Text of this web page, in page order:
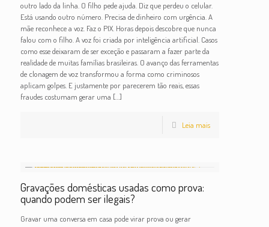
outro lado da linha. O filho pede ajuda. Diz que perdeu o celular.
Está usando outro número. Precisa de dinheiro com urgência. A
mãe reconhece a voz. Faz o PIX. Horas depois descobre que nunca
falou com o filho. A voz foi criada por inteligência artificial. Casos
como esse deixaram de ser exceção e passaram a fazer parte da
realidade de muitas famílias brasileiras. O avanço das ferramentas
de clonagem de voz transformou a forma como criminosos
aplicam golpes. E justamente por parecerem tão reais, essas
fraudes costumam gerar uma […]
Leia mais
Gravações domésticas usadas como prova:
quando podem ser ilegais?
Gravar uma conversa em casa pode virar prova ou gerar